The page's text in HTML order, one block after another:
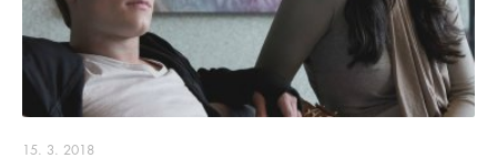
15. 3. 2018